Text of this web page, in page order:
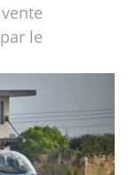
le